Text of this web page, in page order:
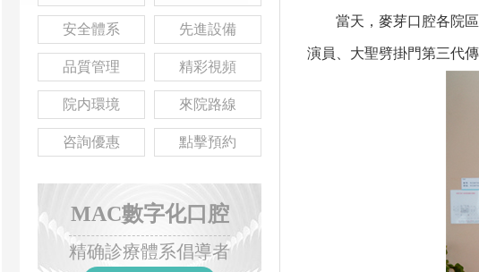
安全體系 先進設備
品質管理 精彩視頻
院内環境 來院路線
咨詢優惠 點擊預約
MAC數字化口腔
精确診療體系倡導者
當天，麥芽口腔各院區
演員、大聖劈掛門第三代